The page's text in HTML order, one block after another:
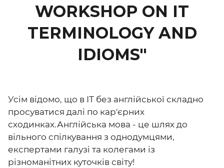
WORKSHOP ON IT
TERMINOLOGY AND
IDIOMS"
Усім відомо, що в ІТ без англійської складно
просуватися далі по кар'єрних
сходинках.Англійська мова - це шлях до
вільного спілкування з однодумцями,
експертами галузі та колегами із
різноманітних куточків світу!